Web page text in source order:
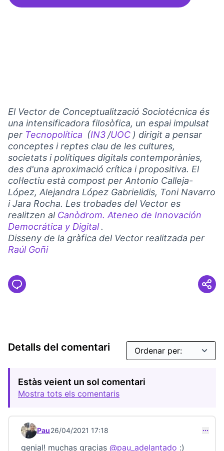
El Vector de Conceptualització Sociotécnica és
una intensificadora filosòfica, un espai impulsat
per Tecnopolítica
(Link externo)
(IN3
(Link externo)
/UOC
(Link externo)
) dirigit a pensar
conceptes i reptes clau de les cultures,
societats i polítiques digitals contemporànies,
des d'una aproximació crítica i propositiva. El
col·lectiu està compost per Antonio Calleja-
López, Alejandra López Gabrielidis, Toni Navarro
i Jara Rocha. Les trobades del Vector es
realitzen al Canòdrom. Ateneo de Innovación
Democrática y Digital
(Link externo)
.
Disseny de la gràfica del Vector realitzada per
Raúl Goñi
Detalls del comentari
Estàs veient un sol comentari
Mostra tots els comentaris
Comentari 22491 (respon al comentari 22490)
Pau26/04/2021 17:18
genial! muchas gracias @pau_adelantado :)